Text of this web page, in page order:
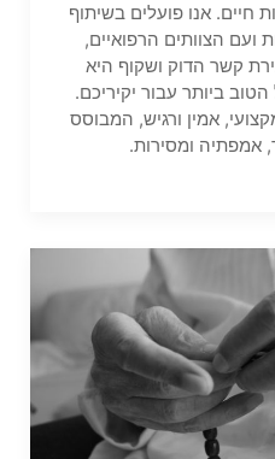
חיים. אנו פועלים בשיתוף
הצוותים הרפואיים,
קשר הדוק ושקוף היא
ביותר עבור יקיריכם.
אמין ורגיש, המבוסס
אמפתיה ומסירות.